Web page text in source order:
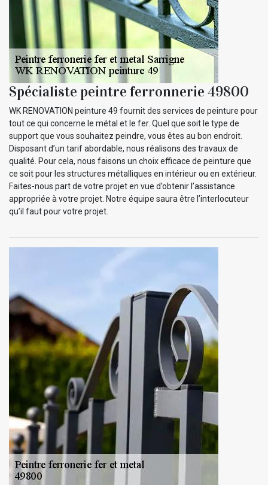
Spécialiste peintre ferronnerie 49800
WK RENOVATION peinture 49 fournit des services de peinture pour
tout ce qui concerne le métal et le fer. Quel que soit le type de
support que vous souhaitez peindre, vous êtes au bon endroit.
Disposant d’un tarif abordable, nous réalisons des travaux de
qualité. Pour cela, nous faisons un choix efficace de peinture que
ce soit pour les structures métalliques en intérieur ou en extérieur.
Faites-nous part de votre projet en vue d’obtenir l’assistance
appropriée à votre projet. Notre équipe saura être l’interlocuteur
qu’il faut pour votre projet.